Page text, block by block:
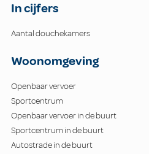
In cijfers
Aantal douchekamers
Woonomgeving
Openbaar vervoer
Sportcentrum
Openbaar vervoer in de buurt
Sportcentrum in de buurt
Autostrade in de buurt